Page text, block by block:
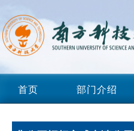
首页 部门介绍